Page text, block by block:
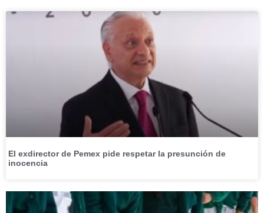
El exdirector de Pemex pide respetar la presunción de
inocencia